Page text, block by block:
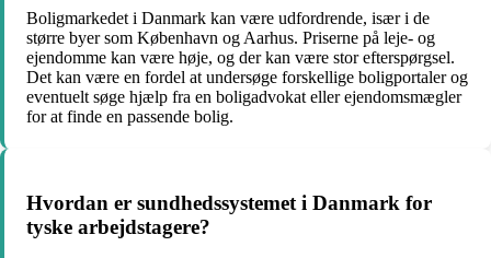
Boligmarkedet i Danmark kan være udfordrende, især i de
større byer som København og Aarhus. Priserne på leje- og
ejendomme kan være høje, og der kan være stor efterspørgsel.
Det kan være en fordel at undersøge forskellige boligportaler og
eventuelt søge hjælp fra en boligadvokat eller ejendomsmægler
for at finde en passende bolig.
Hvordan er sundhedssystemet i Danmark for
tyske arbejdstagere?